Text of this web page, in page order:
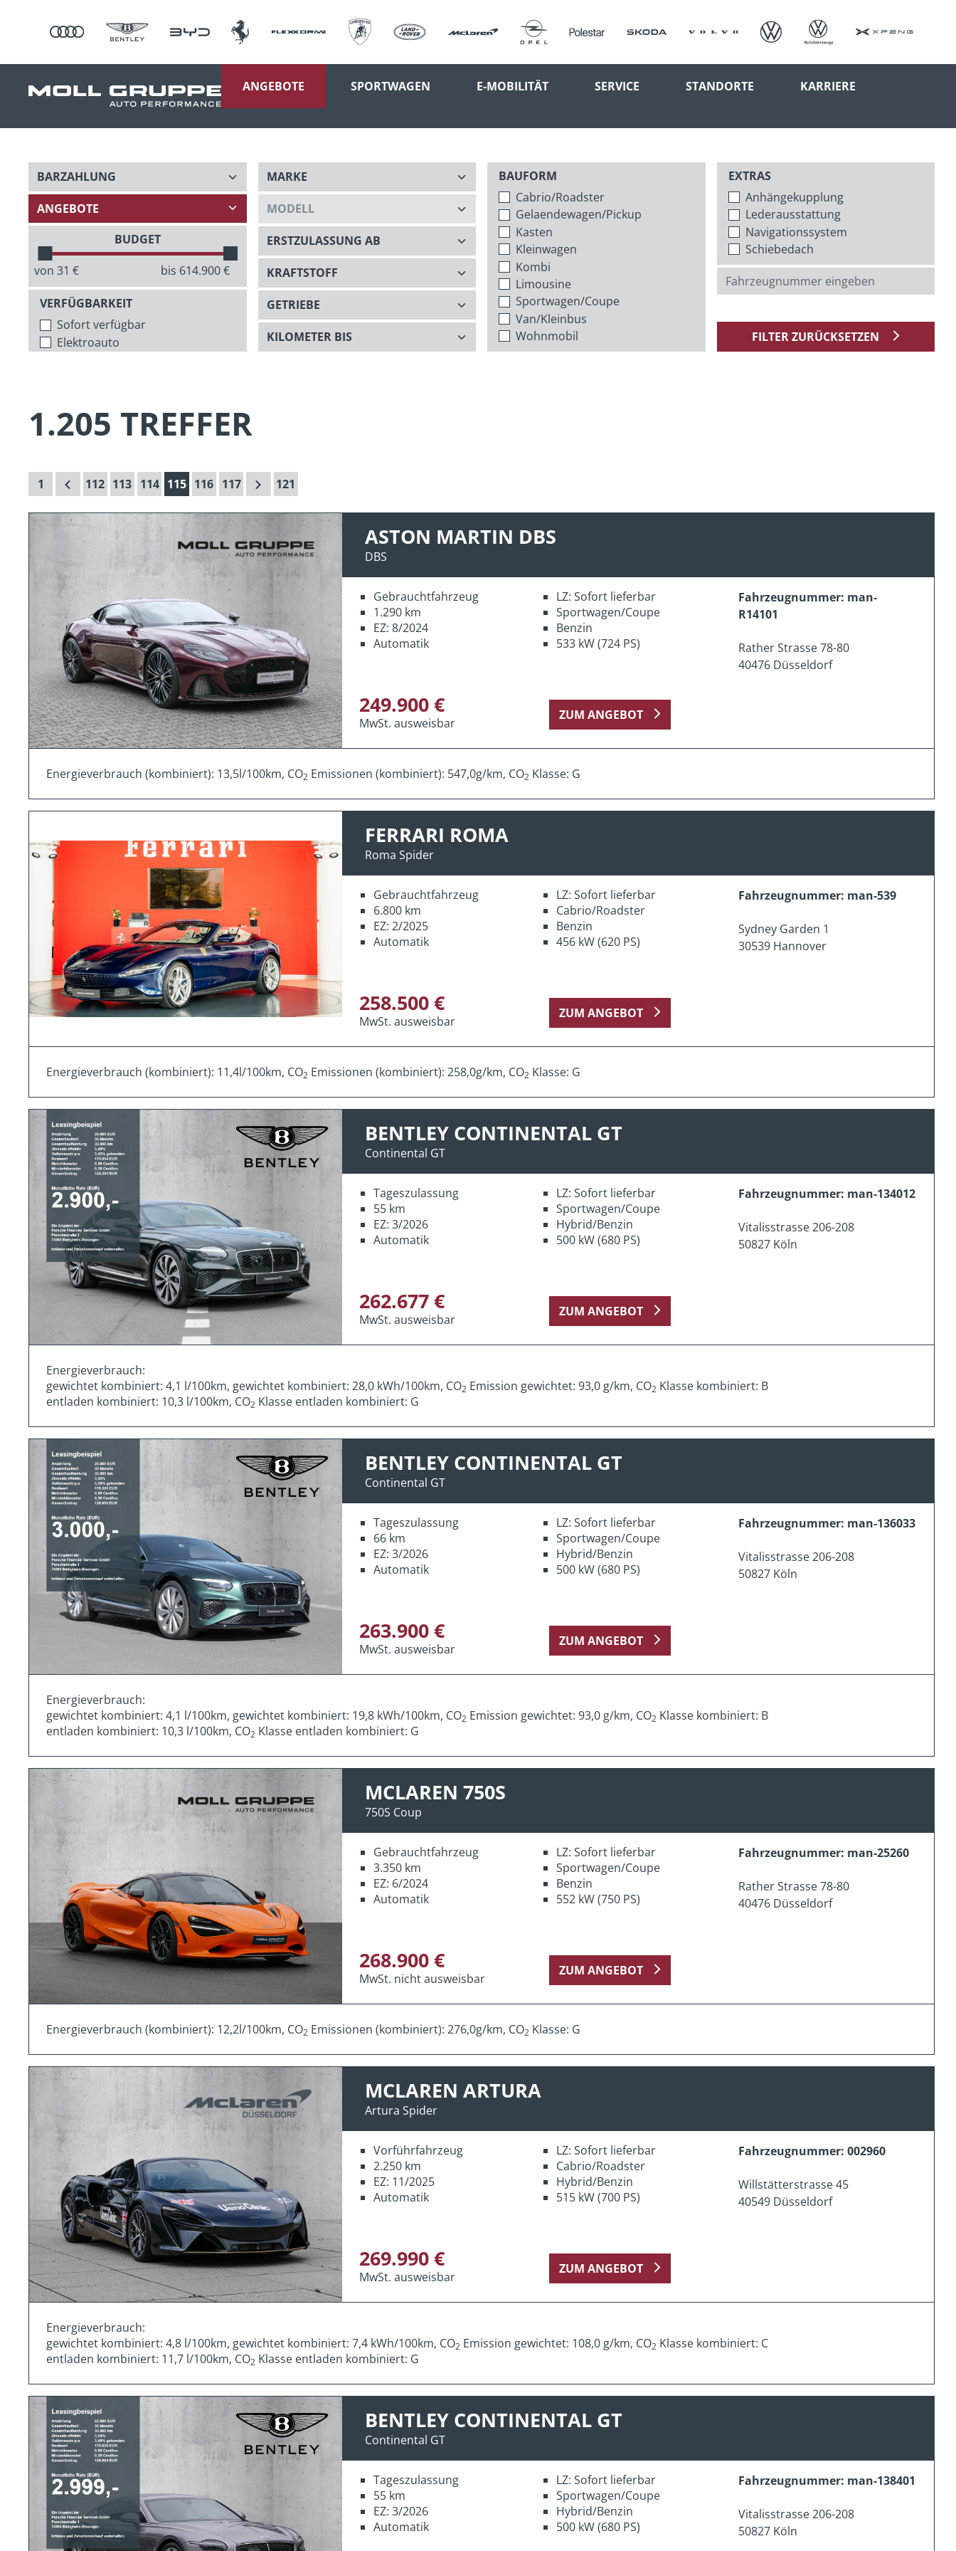
ANGEBOTE SPORTWAGEN E-MOBILITÄT SERVICE STANDORTE KARRIERE
BUDGET
von 31 € bis 614.900€
VERFÜGBARKEIT
Sofort verfügbar
Elektroauto
BAUFORM
Cabrio/Roadster
Gelaendewagen/Pickup
Kasten
Kleinwagen
Kombi
Limousine
Sportwagen/Coupe
Van/Kleinbus
Wohnmobil
EXTRAS
Anhängekupplung
Lederausstattung
Navigationssystem
Schiebedach
FILTER ZURÜCKSETZEN
1.205 TREFFER
1 112 113 114 115 116 117 121
ASTON MARTIN DBS
DBS
Gebrauchtfahrzeug
1.290 km
EZ: 8/2024
Automatik
LZ: Sofort lieferbar
Sportwagen/Coupe
Benzin
533 kW (724 PS)
Fahrzeugnummer: man-
R14101
Rather Strasse 78-80
40476 Düsseldorf
249.900 €
MwSt. ausweisbar
ZUM ANGEBOT
Energieverbrauch (kombiniert): 13,5l/100km, CO2 Emissionen (kombiniert): 547,0g/km, CO2 Klasse: G
FERRARI ROMA
Roma Spider
Gebrauchtfahrzeug
6.800 km
EZ: 2/2025
Automatik
LZ: Sofort lieferbar
Cabrio/Roadster
Benzin
456 kW (620 PS)
Fahrzeugnummer: man-539
Sydney Garden 1
30539 Hannover
258.500 €
MwSt. ausweisbar
ZUM ANGEBOT
Energieverbrauch (kombiniert): 11,4l/100km, CO2 Emissionen (kombiniert): 258,0g/km, CO2 Klasse: G
BENTLEY CONTINENTAL GT
Continental GT
Tageszulassung
55 km
EZ: 3/2026
Automatik
LZ: Sofort lieferbar
Sportwagen/Coupe
Hybrid/Benzin
500 kW (680 PS)
Fahrzeugnummer: man-134012
Vitalisstrasse 206-208
50827 Köln
262.677 €
MwSt. ausweisbar
ZUM ANGEBOT
Energieverbrauch:
gewichtet kombiniert: 4,1 l/100km, gewichtet kombiniert: 28,0 kWh/100km, CO2 Emission gewichtet: 93,0 g/km, CO2 Klasse kombiniert: B
entladen kombiniert: 10,3 l/100km, CO2 Klasse entladen kombiniert: G
BENTLEY CONTINENTAL GT
Continental GT
Tageszulassung
66 km
EZ: 3/2026
Automatik
LZ: Sofort lieferbar
Sportwagen/Coupe
Hybrid/Benzin
500 kW (680 PS)
Fahrzeugnummer: man-136033
Vitalisstrasse 206-208
50827 Köln
263.900 €
MwSt. ausweisbar
ZUM ANGEBOT
Energieverbrauch:
gewichtet kombiniert: 4,1 l/100km, gewichtet kombiniert: 19,8 kWh/100km, CO2 Emission gewichtet: 93,0 g/km, CO2 Klasse kombiniert: B
entladen kombiniert: 10,3 l/100km, CO2 Klasse entladen kombiniert: G
MCLAREN 750S
750S Coup
Gebrauchtfahrzeug
3.350 km
EZ: 6/2024
Automatik
LZ: Sofort lieferbar
Sportwagen/Coupe
Benzin
552 kW (750 PS)
Fahrzeugnummer: man-25260
Rather Strasse 78-80
40476 Düsseldorf
268.900 €
MwSt. nicht ausweisbar
ZUM ANGEBOT
Energieverbrauch (kombiniert): 12,2l/100km, CO2 Emissionen (kombiniert): 276,0g/km, CO2 Klasse: G
MCLAREN ARTURA
Artura Spider
Vorführfahrzeug
2.250 km
EZ: 11/2025
Automatik
LZ: Sofort lieferbar
Cabrio/Roadster
Hybrid/Benzin
515 kW (700 PS)
Fahrzeugnummer: 002960
Willstätterstrasse 45
40549 Düsseldorf
269.990 €
MwSt. ausweisbar
ZUM ANGEBOT
Energieverbrauch:
gewichtet kombiniert: 4,8 l/100km, gewichtet kombiniert: 7,4 kWh/100km, CO2 Emission gewichtet: 108,0 g/km, CO2 Klasse kombiniert: C
entladen kombiniert: 11,7 l/100km, CO2 Klasse entladen kombiniert: G
BENTLEY CONTINENTAL GT
Continental GT
Tageszulassung
55 km
EZ: 3/2026
Automatik
LZ: Sofort lieferbar
Sportwagen/Coupe
Hybrid/Benzin
500 kW (680 PS)
Fahrzeugnummer: man-138401
Vitalisstrasse 206-208
50827 Köln